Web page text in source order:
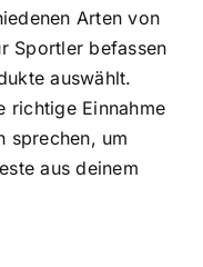
Arten von
Sportler befassen
auswählt.
richtige Einnahme
sprechen, um
aus deinem